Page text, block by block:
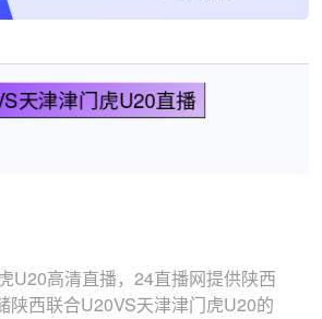
天津津门虎U20直播
U20高清直播，24直播网提供陕西
陕西联合U20VS天津津门虎U20的